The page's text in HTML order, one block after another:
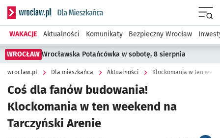
Serwis informacyjny wroclaw.pl podserwis: Dla mieszkańca
WAKACJE Aktualności Komunikaty Bezpieczny Wrocław
WROCŁAW Wrocławska Potańcówka w sobotę, 8 sierpnia
wroclaw.pl Dla mieszkańca Aktualności Klockomania w ten
Coś dla fanów budowania!
Klockomania w ten weekend na
Tarczyński Arenie